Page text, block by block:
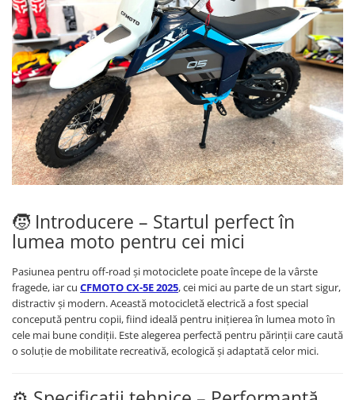
GOES MY 2026
MODEL ATV CAN-AM
Can-Am Outlander
Can-Am Renegade
CAN-AM MY 2026
Capacitate
200 - 400 cmc. (8)
400 - 600 cmc. (65)
800 - 1000 cmc. (81)
Casti
Ochelari
Manusi
Tricouri
Pantaloni
Borseta
Geanta
Rucsac
Protectii
Armura
ECHIPAMENTE COPII
Casti
Manusi
Tricouri
Pantaloni
Set Complet
Geanta
ACCESORII MOTO
ACCESORII IARNA ATV / SSV
SUPORT SKIJET
ACCESORII ATV
ANVELOPE ATV
BULLBAR SSV
ACCESORII SSV
CUTII SSV
🧒 Introducere – Startul perfect în
lumea moto pentru cei mici
Pasiunea pentru off-road și motociclete poate începe de la vârste
fragede, iar cu CFMOTO CX-5E 2025, cei mici au parte de un start sigur,
distractiv și modern. Această motocicletă electrică a fost special
concepută pentru copii, fiind ideală pentru inițierea în lumea moto în
cele mai bune condiții. Este alegerea perfectă pentru părinții care caută
o soluție de mobilitate recreativă, ecologică și adaptată celor mici.